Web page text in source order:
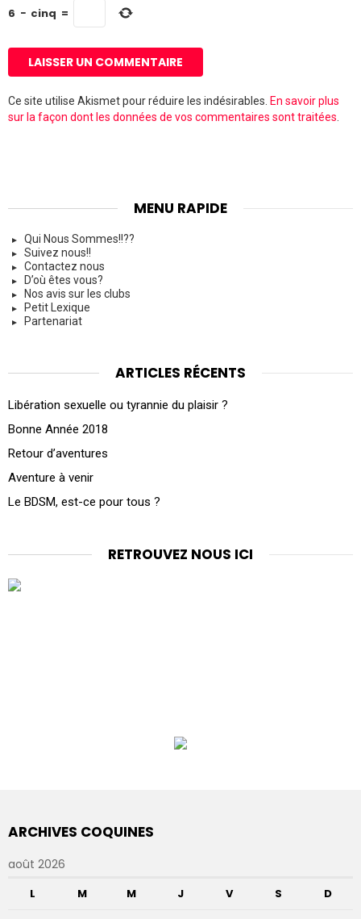
b
6 − cinq =
Ce site utilise Akismet pour réduire les indésirables. En savoir plus
sur la façon dont les données de vos commentaires sont traitées
MENU RAPIDE
Qui Nous Sommes!!??
Suivez nous!!
Contactez nous
D’où êtes vous?
Nos avis sur les clubs
Petit Lexique
Partenariat
ARTICLES RÉCENTS
Libération sexuelle ou tyrannie du plaisir ?
Bonne Année 2018
Retour d’aventures
Aventure à venir
Le BDSM, est-ce pour tous ?
RETROUVEZ NOUS ICI
ARCHIVES COQUINES
août 2026
L M M J V S D